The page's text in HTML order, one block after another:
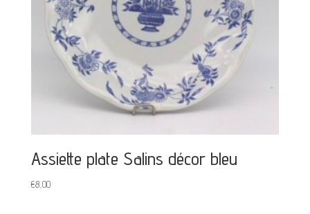
Assiette plate Salins décor bleu
€8,00